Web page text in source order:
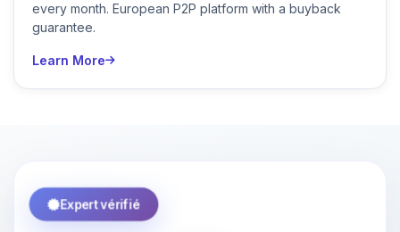
every month. European P2P platform with a buyback
guarantee.
Learn More
Expert vérifié